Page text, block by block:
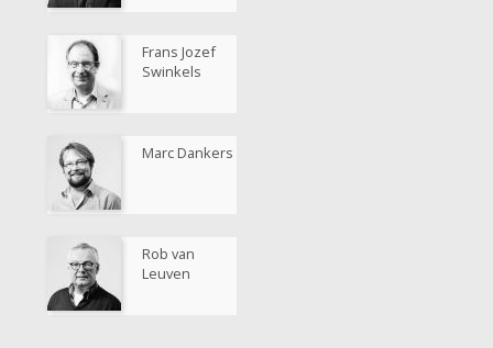
Frans Jozef
Swinkels
Marc Dankers
Rob van
Leuven